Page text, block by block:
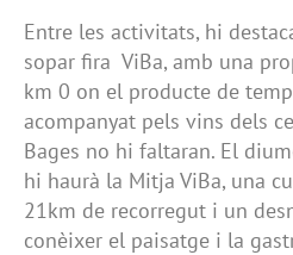
Entre les activitats, hi
sopar fira ViBa, amb una
km 0 on el producte de
acompanyat pels vins dels
Bages no hi faltaran. El
hi haurà la Mitja ViBa, una
21km de recorregut i un
conèixer el paisatge i la